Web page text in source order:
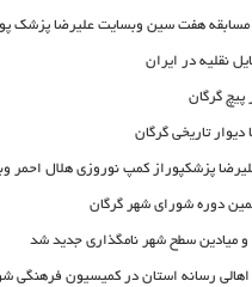
مسابقه هفت سین وبسایت علیرضا پزشک
نقلیه در ایران
پیچ گرگان
دیوار تاریخی گرگان
پزشکپوراز کمپ نوروزی هلال احمر
دوره شورای شهر گرگان
رسانه استان در کمیسیون فرهنگی